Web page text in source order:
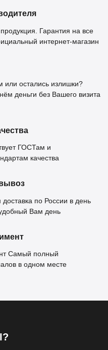
Гарантия на все
интернет-магазин
остались излишки?
деньги без Вашего визита
ГОСТам и
качества
по России в день
Вам день
Самый полный
в одном месте